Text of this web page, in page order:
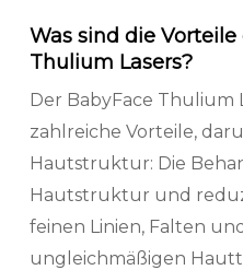
Was sind die Vorteile
Thulium Lasers?
Der BabyFace Thulium
zahlreiche Vorteile,
Hautstruktur: Die
Hautstruktur und
feinen Linien, Falten
ungleichmäßigen